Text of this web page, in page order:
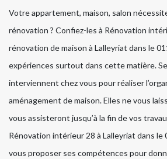
Votre appartement, maison, salon
rénovation ? Confiez-les à Rénovation
rénovation de maison à Lalleyriat dans le
expériences surtout dans cette matière.
interviennent chez vous pour réaliser
aménagement de maison. Elles ne vous
vous assisteront jusqu’à la fin de vos
Rénovation intérieur 28 à Lalleyriat dans le
vous proposer ses compétences pour